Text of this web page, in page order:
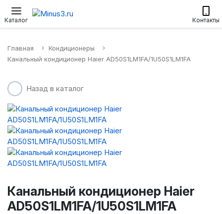
Каталог Контакты
Настенные сплит-системы
Главная
Кондиционеры
Канальный кондиционер Haier AD50S1LM1FA/1U50S1LM1FA
Назад в каталог
Канальный кондиционер Haier
AD50S1LM1FA/1U50S1LM1FA